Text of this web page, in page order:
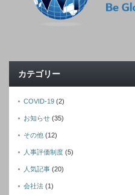
カテゴリー
COVID-19 (2)
お知らせ (35)
その他 (12)
人事評価制度 (5)
人気記事 (20)
会社法 (1)